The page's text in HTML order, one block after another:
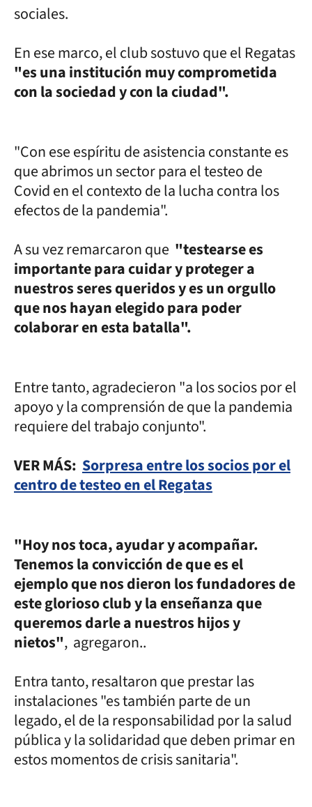
sociales.
En ese marco, el club sostuvo que el Regatas
"es una institución muy comprometida
con la sociedad y con la ciudad".
"Con ese espíritu de asistencia constante es
que abrimos un sector para el testeo de
Covid en el contexto de la lucha contra los
efectos de la pandemia".
A su vez remarcaron que "testearse es
importante para cuidar y proteger a
nuestros seres queridos y es un orgullo
que nos hayan elegido para poder
colaborar en esta batalla".
Entre tanto, agradecieron "a los socios por el
apoyo y la comprensión de que la pandemia
requiere del trabajo conjunto".
VER MÁS: Sorpresa entre los socios por el
centro de testeo en el Regatas
"Hoy nos toca, ayudar y acompañar.
Tenemos la convicción de que es el
ejemplo que nos dieron los fundadores de
este glorioso club y la enseñanza que
queremos darle a nuestros hijos y
nietos", agregaron..
Entra tanto, resaltaron que prestar las
instalaciones "es también parte de un
legado, el de la responsabilidad por la salud
pública y la solidaridad que deben primar en
estos momentos de crisis sanitaria".